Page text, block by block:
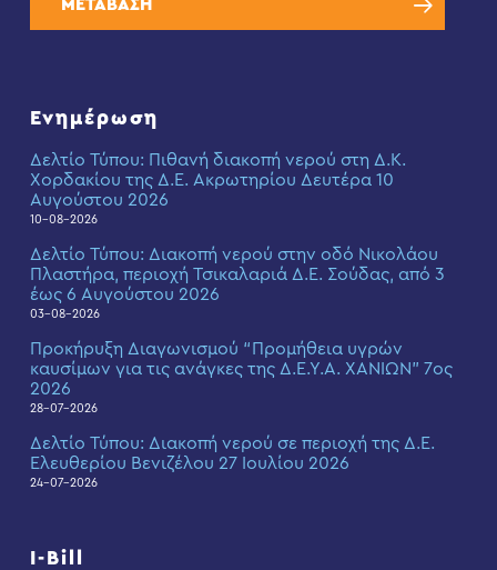
ΜΕΤΑΒΑΣΗ
Ενημέρωση
Δελτίο Τύπου: Πιθανή διακοπή νερού στη Δ.Κ.
Χορδακίου της Δ.Ε. Ακρωτηρίου Δευτέρα 10
Αυγούστου 2026
10-08-2026
Δελτίο Τύπου: Διακοπή νερού στην οδό Νικολάου
Πλαστήρα, περιοχή Τσικαλαριά Δ.Ε. Σούδας, από 3
έως 6 Αυγούστου 2026
03-08-2026
Προκήρυξη Διαγωνισμού “Προμήθεια υγρών
καυσίμων για τις ανάγκες της Δ.Ε.Υ.Α. ΧΑΝΙΩΝ” 7ος
2026
28-07-2026
Δελτίο Τύπου: Διακοπή νερού σε περιοχή της Δ.Ε.
Ελευθερίου Βενιζέλου 27 Ιουλίου 2026
24-07-2026
I-Bill